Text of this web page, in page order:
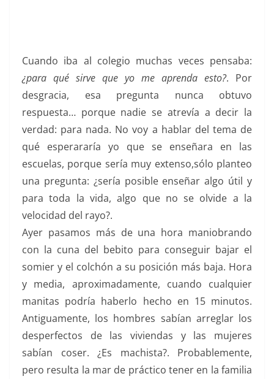
Cuando iba al colegio muchas veces pensaba:
¿para qué sirve que yo me aprenda esto?. Por
desgracia, esa pregunta nunca obtuvo
respuesta… porque nadie se atrevía a decir la
verdad: para nada. No voy a hablar del tema de
qué esperararía yo que se enseñara en las
escuelas, porque sería muy extenso,sólo planteo
una pregunta: ¿sería posible enseñar algo útil y
para toda la vida, algo que no se olvide a la
velocidad del rayo?.
Ayer pasamos más de una hora maniobrando
con la cuna del bebito para conseguir bajar el
somier y el colchón a su posición más baja. Hora
y media, aproximadamente, cuando cualquier
manitas podría haberlo hecho en 15 minutos.
Antiguamente, los hombres sabían arreglar los
desperfectos de las viviendas y las mujeres
sabían coser. ¿Es machista?. Probablemente,
pero resulta la mar de práctico tener en la familia